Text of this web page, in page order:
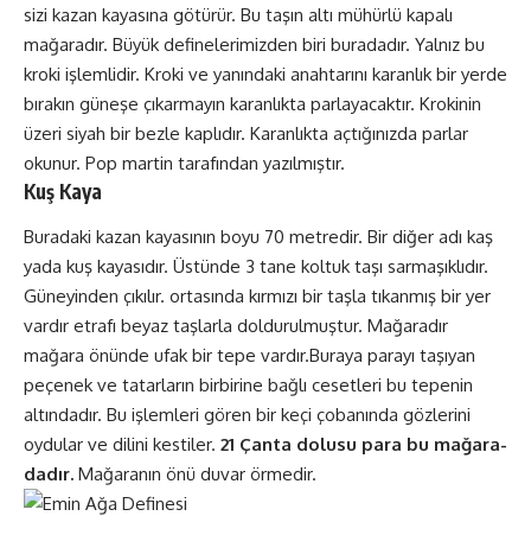
sizi kazan kayasına götürür. Bu taşın altı mühürlü kapalı
mağaradır. Büyük definelerimizden biri buradadır. Yalnız bu
kroki işlemlidir. Kroki ve yanındaki anahtarını karanlık bir yerde
bırakın güneşe çıkarmayın karanlıkta parlayacaktır. Krokinin
üzeri siyah bir bezle kaplıdır. Karanlıkta açtığınızda parlar
okunur. Pop martin tarafından yazılmıştır.
Kuş Kaya
Buradaki kazan kayasının boyu 70 metredir. Bir diğer adı kaş
yada kuş kayasıdır. Üstünde 3 tane koltuk taşı sarmaşıklıdır.
Güneyinden çıkılır. ortasında kırmızı bir taşla tıkanmış bir yer
vardır etrafı beyaz taşlarla doldurulmuştur. Mağaradır
mağara önünde ufak bir tepe vardır.Buraya parayı taşıyan
peçenek ve tatarların birbirine bağlı cesetleri bu tepenin
altındadır. Bu işlemleri gören bir keçi çobanında gözlerini
oydular ve dilini kestiler. 21 Çanta dolusu para bu mağara-
dadır. Mağaranın önü duvar örmedir.